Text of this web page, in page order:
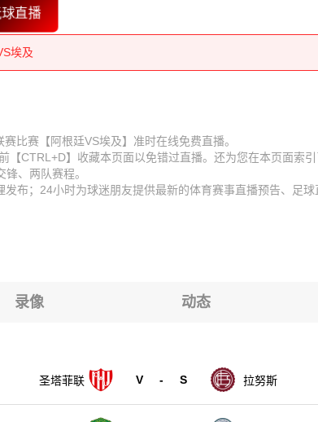
球直播
埃及
埃及
埃及
埃及
埃及
埃及
埃及
埃及
埃及
埃及
埃及
比赛【阿根廷VS埃及】准时在线免费直播。
CTRL+D】收藏本页面以免错过直播。还为您在本页面索
、两队赛程。
布；24小时为球迷朋友提供最新的体育赛事直播预告、足球
录像 动态
圣塔菲联 V - S 拉努斯